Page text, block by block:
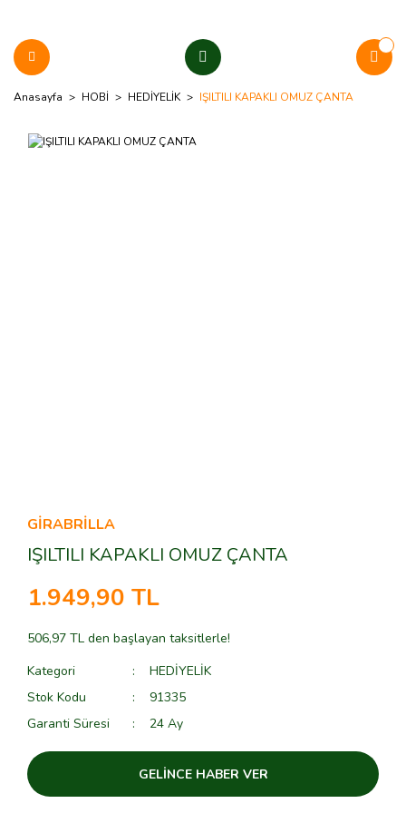
Anasayfa HOBİ HEDİYELİK IŞILTILI KAPAKLI OMUZ ÇANTA
GİRABRİLLA
IŞILTILI KAPAKLI OMUZ ÇANTA
1.949,90 TL
506,97 TL den başlayan taksitlerle!
Kategori
HEDİYELİK
Stok Kodu
91335
Garanti Süresi
24 Ay
GELİNCE HABER VER